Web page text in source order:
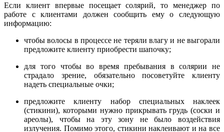
Если клиент впервые посещает солярий, то менеджер по
работе с клиентами должен сообщить ему о следующую
информацию:
чтобы волосы в процессе не теряли влагу и не выгорали
предложите клиенту приобрести шапочку;
для того чтобы во время пребывания в солярии не
страдало зрение, обязательно посоветуйте клиенту
надеть специальные очки;
предложите клиенту набор специальных наклеек
(стикини), которыми нужно прикрывать грудь (соски и
ареолы), чтобы на эту зону не было воздействия
излучения. Помимо этого, стикини наклеивают и на все